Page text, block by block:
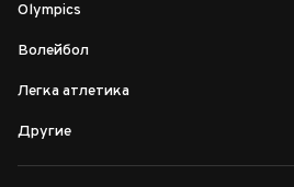
Olympics
Волейбол
Легка атлетика
Другие